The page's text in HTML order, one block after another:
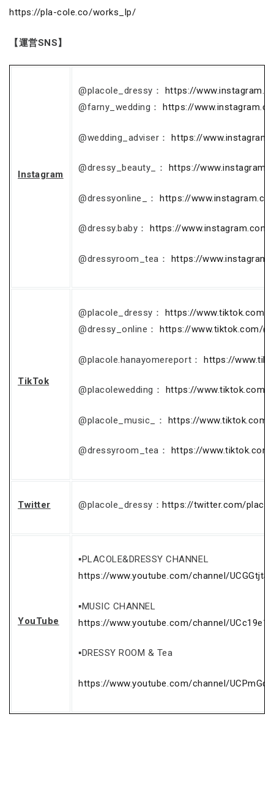
https://pla-cole.co/works_lp/
【運営SNS】
Instagram
@placole_dressy：
https://
@farny_wedding： https://
@wedding_adviser：https://
@dressy_beauty_： https://
@dressyonline_：https://
@dressy.baby： https://
@dressyroom_tea： https://
TikTok
@placole_dressy：
https://www.tiktok.com/
@dressy_online： https://www.tiktok.com/
@placole.hanayomereport：https://
@placolewedding： https://www.tiktok.com/
@placole_music_： https://www.tiktok.com/
@dressyroom_tea： https://
Twitter @placole_dressy： https://twitter.com/
YouTube
▪PLACOLE&DRESSY CHANNEL
https://www.youtube.com/channel/
▪MUSIC CHANNEL
https://www.youtube.com/channel/
▪DRESSY ROOM & Tea
https://www.youtube.com/channel/